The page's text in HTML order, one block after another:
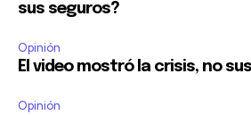
sus seguros?
Opinión
El video mostró la crisis, no
Opinión